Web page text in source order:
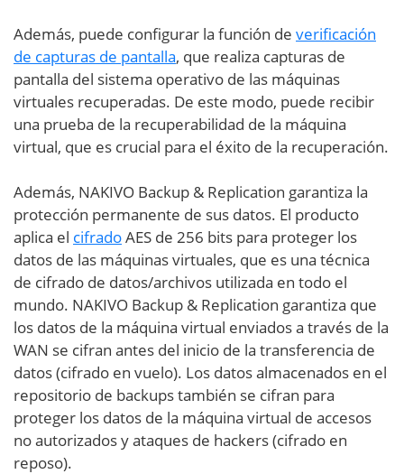
Además, puede configurar la función de verificación
de capturas de pantalla, que realiza capturas de
pantalla del sistema operativo de las máquinas
virtuales recuperadas. De este modo, puede recibir
una prueba de la recuperabilidad de la máquina
virtual, que es crucial para el éxito de la recuperación.
Además, NAKIVO Backup & Replication garantiza la
protección permanente de sus datos. El producto
aplica el cifradoAES de 256 bits para proteger los
datos de las máquinas virtuales, que es una técnica
de cifrado de datos/archivos utilizada en todo el
mundo. NAKIVO Backup & Replication garantiza que
los datos de la máquina virtual enviados a través de la
WAN se cifran antes del inicio de la transferencia de
datos (cifrado en vuelo). Los datos almacenados en el
repositorio de backups también se cifran para
proteger los datos de la máquina virtual de accesos
no autorizados y ataques de hackers (cifrado en
reposo).